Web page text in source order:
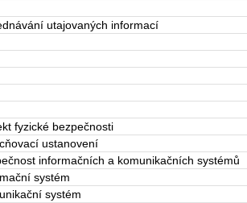
utajovaných informací
fyzické bezpečnosti
ustanovení
informačních a komunikačních systémů
systém
systém